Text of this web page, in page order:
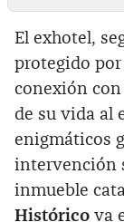
El exhotel,
protegido
conexión con
de su vida al
enigmáticos
intervención
inmueble
Histórico va